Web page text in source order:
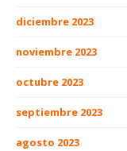
diciembre 2023
noviembre 2023
octubre 2023
septiembre 2023
agosto 2023